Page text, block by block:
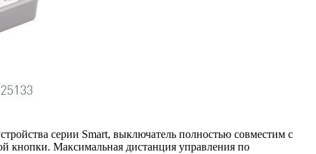
серии Smart, выключатель полностью совместим с
кнопки. Максимальная дистанция управления по